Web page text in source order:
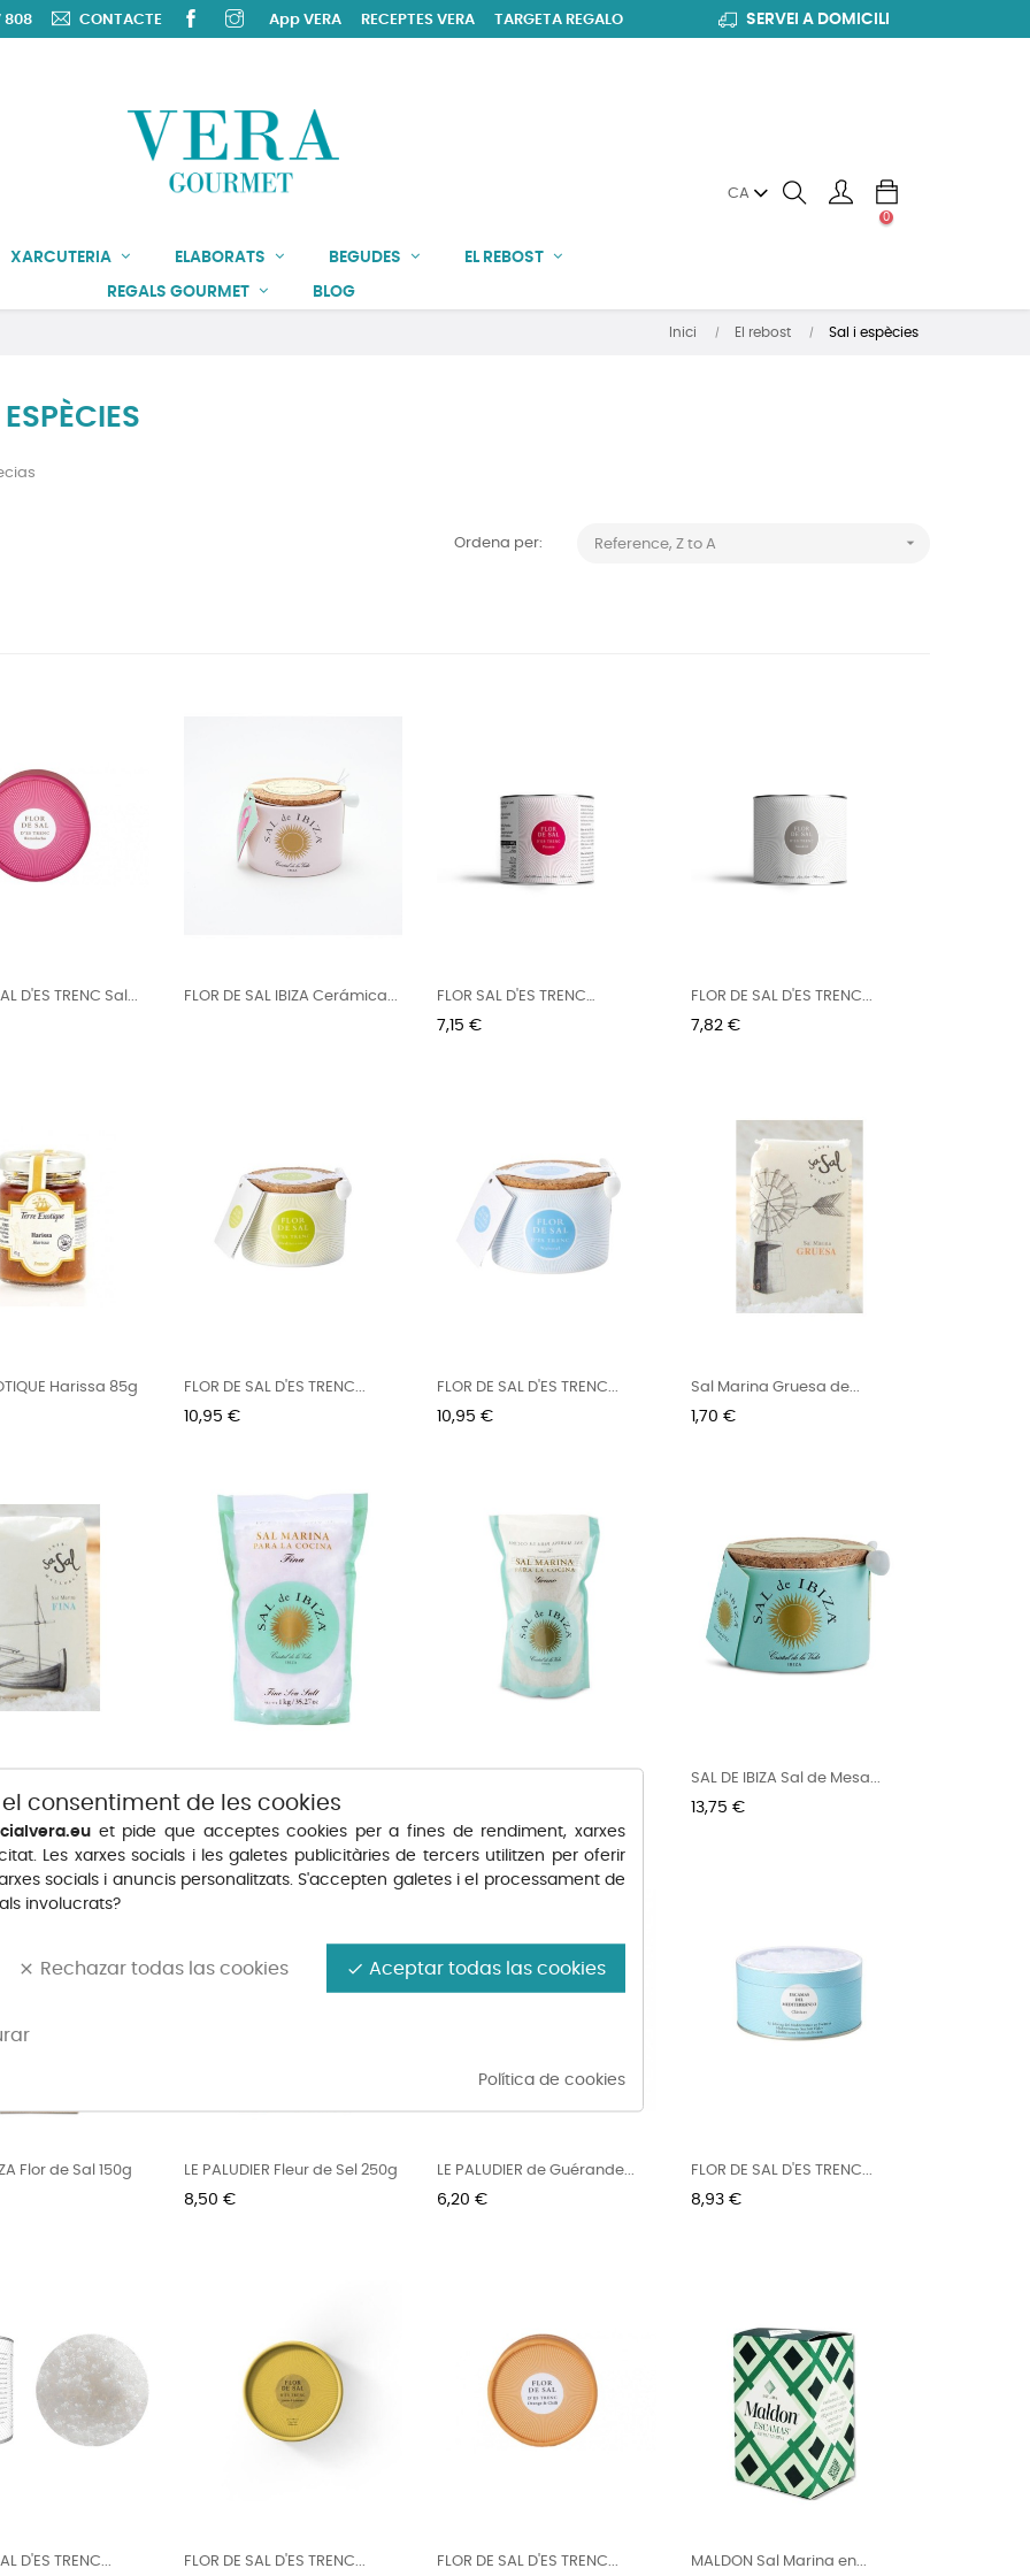
808 CONTACTE App VERA RECEPTES VERA TARGETA REGALO SERVEI A DOMICILI
XARCUTERIA ELABORATS BEGUDES EL REBOST
REGALS GOURMET BLOG
CA
0
Inici El rebost Sal i espècies
Ordena per: Reference, Z to A 
D'ES TRENC Sal... FLOR DE SAL IBIZA Cerámica...
FLOR SAL D'ES TRENC
Picante...
Preu
7,15 €
FLOR DE SAL D'ES TRENC...
Preu
7,82 €
Harissa 85g FLOR DE SAL D'ES TRENC...
Preu
10,95 €
FLOR DE SAL D'ES TRENC...
Preu
10,95 €
Sal Marina Gruesa de...
Preu
1,70 €
Preu
4,16 €
SAL DE IBIZA Sal de Mesa...
Preu
13,75 €
Flor de Sal 150g LE PALUDIER Fleur de Sel 250g
Preu
8,50 €
LE PALUDIER de Guérande...
Preu
6,20 €
FLOR DE SAL D'ES TRENC...
Preu
8,93 €
D'ES TRENC... FLOR DE SAL D'ES TRENC... FLOR DE SAL D'ES TRENC... MALDON Sal Marina en...
consentiment de les cookies
et pide que acceptes cookies per a fines de rendiment, xarxes
Les xarxes socials i les galetes publicitàries de tercers utilitzen per oferir
socials i anuncis personalitzats. S'accepten galetes i el processament de
involucrats?
done Aceptar todas las cookies
clear Rechazar todas las cookies
Política de cookies